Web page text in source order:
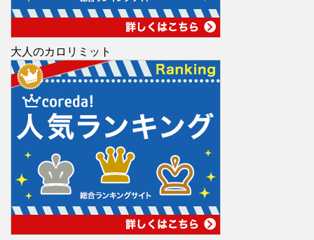
大人のカロリミット